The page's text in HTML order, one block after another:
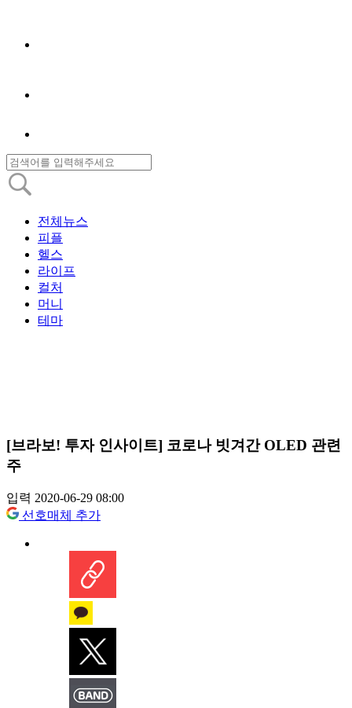
전체뉴스
피플
헬스
라이프
컬처
머니
테마
[브라보! 투자 인사이트] 코로나 빗겨간 OLED 관련
주
입력 2020-06-29 08:00
선호매체 추가